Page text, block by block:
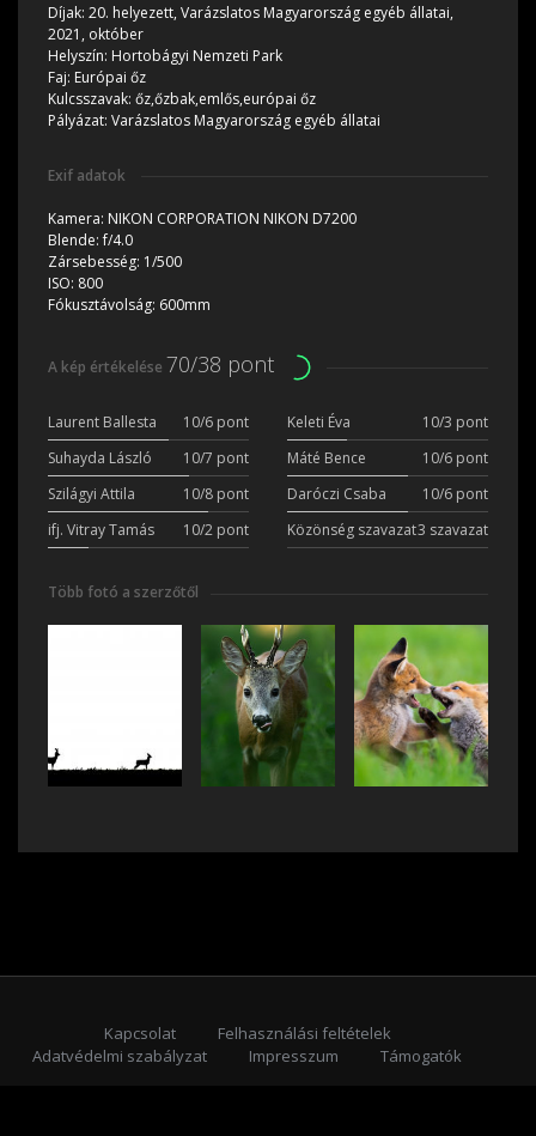
Díjak: 20. helyezett, Varázslatos Magyarország egyéb állatai,
2021, október
Helyszín: Hortobágyi Nemzeti Park
Faj: Európai őz
Kulcsszavak: őz,őzbak,emlős,európai őz
Pályázat: Varázslatos Magyarország egyéb állatai
Exif adatok
Kamera: NIKON CORPORATION NIKON D7200
Blende:f/4.0
Zársebesség: 1/500
ISO: 800
Fókusztávolság: 600mm
A kép értékelése 70/38 pont
Laurent Ballesta 10/6 pont Keleti Éva
10/3 pont
Suhayda László
10/7 pont Máté Bence
10/6 pont
Szilágyi Attila
10/8 pont Daróczi Csaba
10/6 pont
ifj. Vitray Tamás
10/2 pont Közönség szavazat3 szavazat
Több fotó a szerzőtől
Kapcsolat
Felhasználási feltételek
Adatvédelmi szabályzat
Impresszum
Támogatók